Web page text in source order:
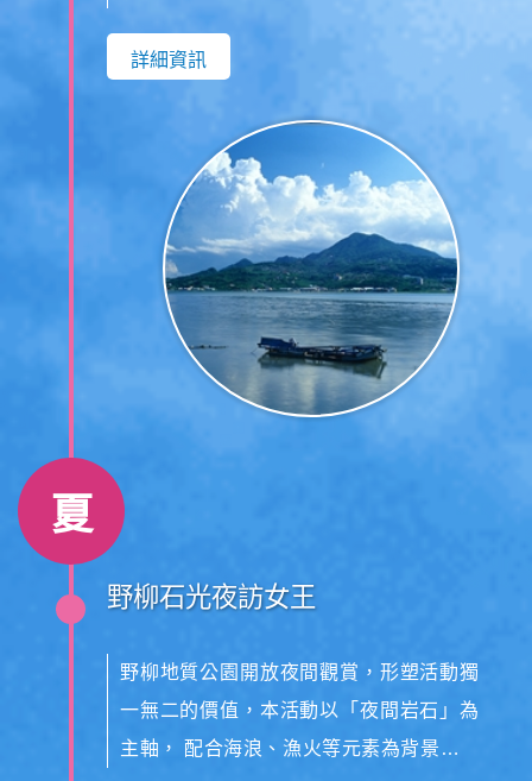
月間觀音山區約可見到十餘種猛禽，其中
鷲等「觀音四秀」為多。
詳細資訊
夏
野柳石光夜訪女王
野柳地質公園開放夜間觀賞，形塑活動獨
一無二的價值，本活動以「夜間岩石」為
主軸， 配合海浪、漁火等元素為背景，呈